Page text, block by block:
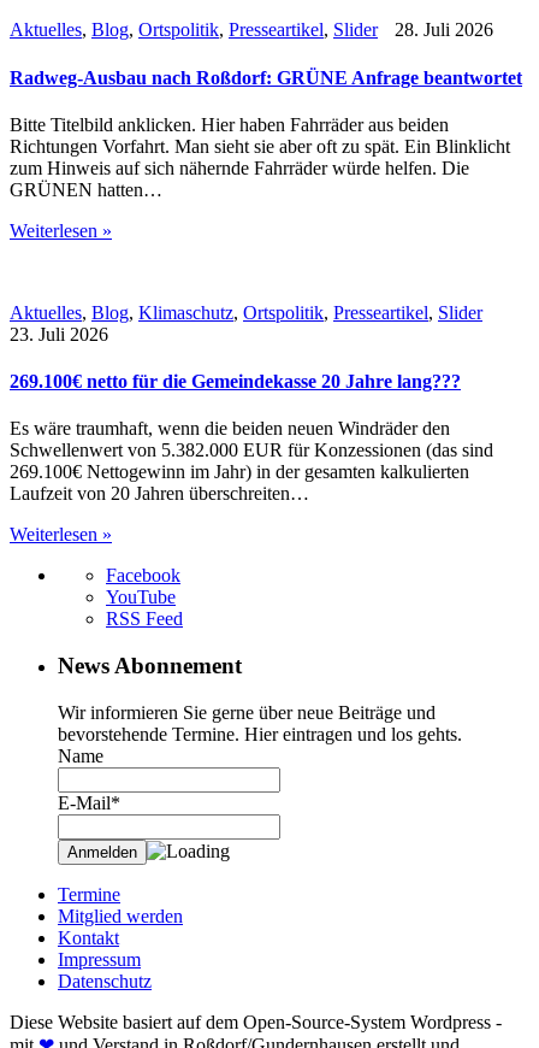
Aktuelles, Blog, Ortspolitik, Presseartikel, Slider 28. Juli 2026
Radweg-Ausbau nach Roßdorf: GRÜNE Anfrage beantwortet
Bitte Titelbild anklicken. Hier haben Fahrräder aus beiden
Richtungen Vorfahrt. Man sieht sie aber oft zu spät. Ein Blinklicht
zum Hinweis auf sich nähernde Fahrräder würde helfen. Die
GRÜNEN hatten…
Weiterlesen »
Aktuelles, Blog, Klimaschutz, Ortspolitik, Presseartikel, Slider
23. Juli 2026
269.100€ netto für die Gemeindekasse 20 Jahre lang???
Es wäre traumhaft, wenn die beiden neuen Windräder den
Schwellenwert von 5.382.000 EUR für Konzessionen (das sind
269.100€ Nettogewinn im Jahr) in der gesamten kalkulierten
Laufzeit von 20 Jahren überschreiten…
Weiterlesen »
Facebook
YouTube
RSS Feed
News Abonnement
Wir informieren Sie gerne über neue Beiträge und
bevorstehende Termine. Hier eintragen und los gehts.
Name
E-Mail*
Termine
Mitglied werden
Kontakt
Impressum
Datenschutz
Diese Website basiert auf dem Open-Source-System Wordpress -